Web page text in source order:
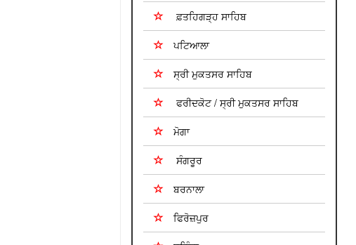
ਫ਼ਤਹਿਗੜ੍ਹ ਸਾਹਿਬ
ਪਟਿਆਲਾ
ਸ੍ਰੀ ਮੁਕਤਸਰ ਸਾਹਿਬ
ਫਰੀਦਕੋਟ / ਸ੍ਰੀ ਮੁਕਤਸਰ ਸਾਹਿਬ
ਮੋਗਾ
ਸੰਗਰੂਰ
ਬਰਨਾਲਾ
ਫਿਰੋਜ਼ਪੁਰ